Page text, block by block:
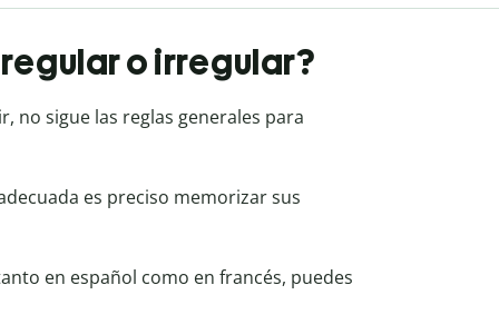
o irregular?
no sigue las reglas generales para
es preciso memorizar sus
en español como en francés, puedes